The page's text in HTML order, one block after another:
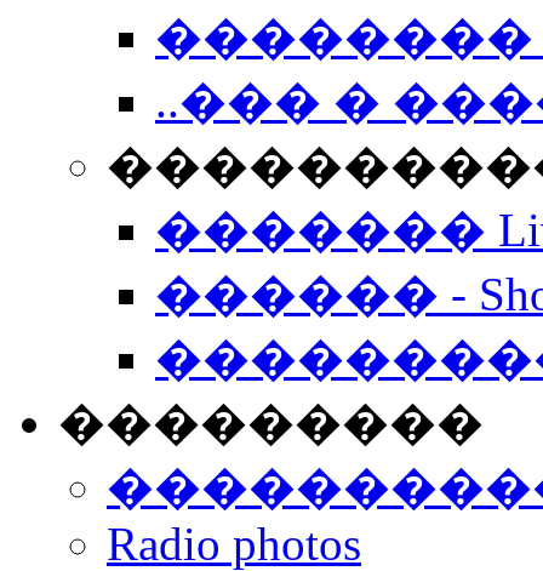
��������
..��� �
����������
�������
������ -
���������
Radio photos